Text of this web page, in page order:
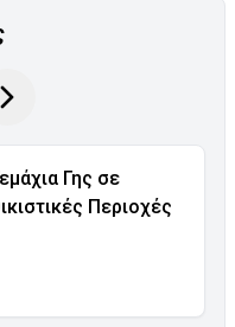
Γης σε
Περιοχές